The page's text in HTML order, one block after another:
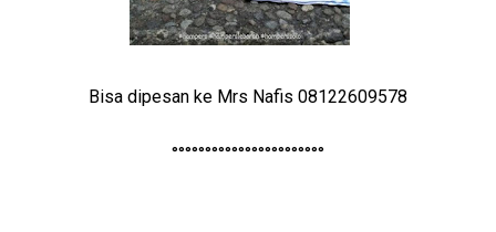
Bisa dipesan ke Mrs Nafis 08122609578
°°°°°°°°°°°°°°°°°°°°°°°